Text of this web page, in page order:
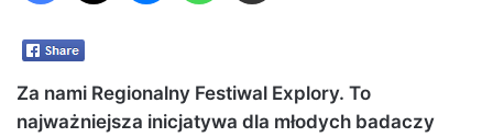
Za nami Regionalny Festiwal Explory. To
najważniejsza inicjatywa dla młodych badaczy